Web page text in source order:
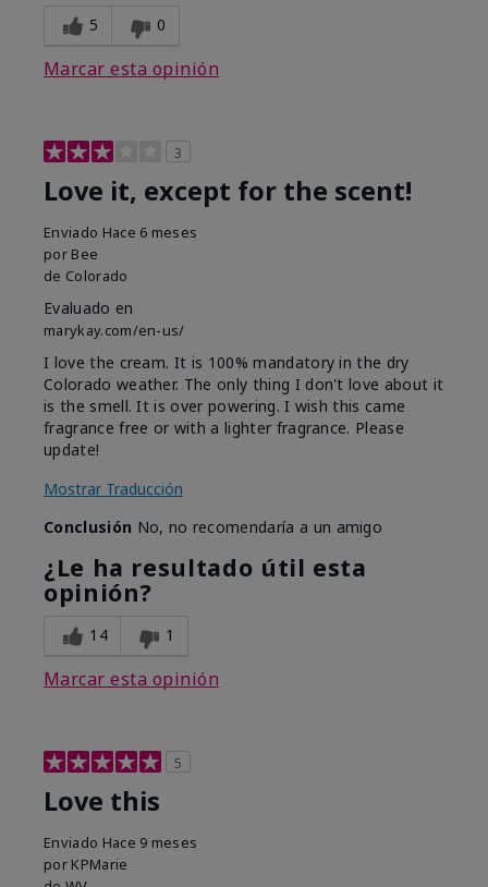
5 0
Marcar esta opinión
3
Love it, except for the scent!
Enviado Hace 6 meses
por Bee
de Colorado
Evaluado en
marykay.com/en-us/
I love the cream. It is 100% mandatory in the dry
Colorado weather. The only thing I don't love about it
is the smell. It is over powering. I wish this came
fragrance free or with a lighter fragrance. Please
update!
Mostrar Traducción
Conclusión No, no recomendaría a un amigo
¿Le ha resultado útil esta
opinión?
14 1
Marcar esta opinión
5
Love this
Enviado Hace 9 meses
por KPMarie